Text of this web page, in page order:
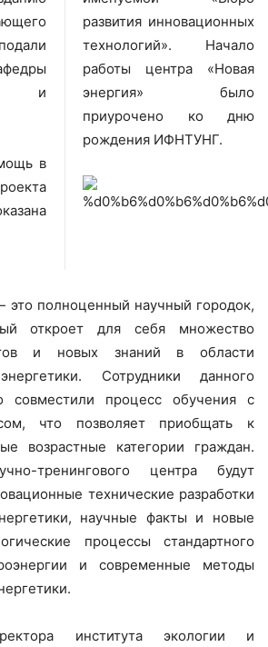
и
в
рождения ИФНТУНГ.
это полноценный научный городок,
откроет для себя множество
и новых знаний в области
Сотрудники данного
совместили процесс обучения с
что позволяет приобщать к
возрастные категории граждан.
тренингового центра будут
технические разработки
научные факты и новые
процессы стандартного
и современные методы
института экологии и